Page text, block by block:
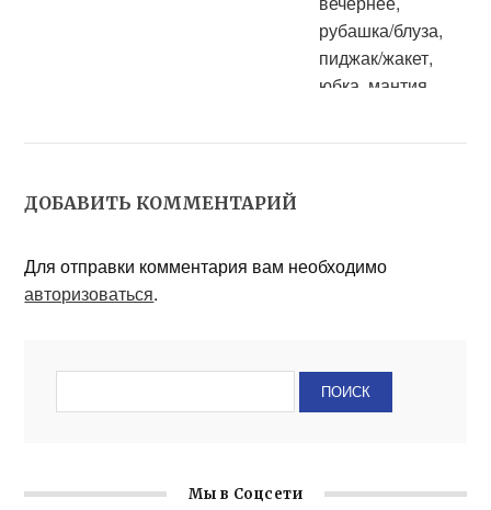
Скидка 30% на
жакет, юбка,
ДОБАВИТЬ КОММЕНТАРИЙ
Для отправки комментария вам необходимо
авторизоваться.
Мы в Соцсети